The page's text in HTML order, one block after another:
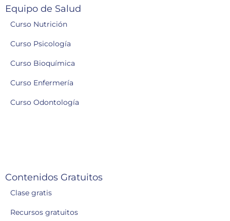
Equipo de Salud
Curso Nutrición
Curso Psicología
Curso Bioquímica
Curso Enfermería
Curso Odontología
Contenidos Gratuitos
Clase gratis
Recursos gratuitos